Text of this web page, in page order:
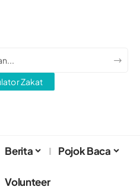
Zakat
Berita Pojok Baca
Volunteer